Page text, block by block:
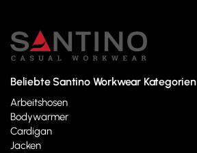
Beliebte Santino Workwear Kategorien
Arbeitshosen
Bodywarmer
Cardigan
Jacken